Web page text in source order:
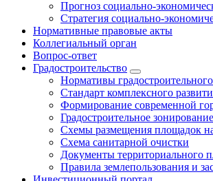
Прогноз социально-
Стратегия социально-
Нормативные правовые акты
Коллегиальный орган
Вопрос-ответ
Градостроительство
Нормативы
Стандарт комплексного
Формирование современной
Градостроительное зонирование
Схемы размещения площадок
Схема санитарной очистки
Документы территориального
Правила землепользования и